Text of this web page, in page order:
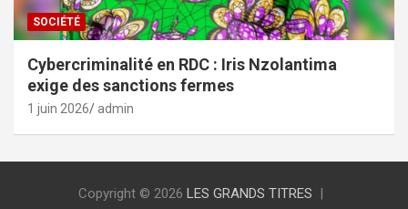
SOCIÉTÉ
Cybercriminalité en RDC : Iris Nzolantima
exige des sanctions fermes
1 juin 2026 admin
Copyright © 2026 LES GRANDS TITRES